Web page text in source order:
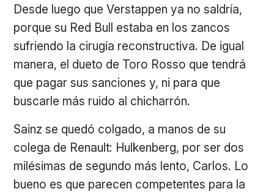
Desde luego que Verstappen ya no saldría,
porque su Red Bull estaba en los zancos
sufriendo la cirugía reconstructiva. De igual
manera, el dueto de Toro Rosso que tendrá
que pagar sus sanciones y, ni para que
buscarle más ruido al chicharrón.
Sainz se quedó colgado, a manos de su
colega de Renault: Hulkenberg, por ser dos
milésimas de segundo más lento, Carlos. Lo
bueno es que parecen competentes para la